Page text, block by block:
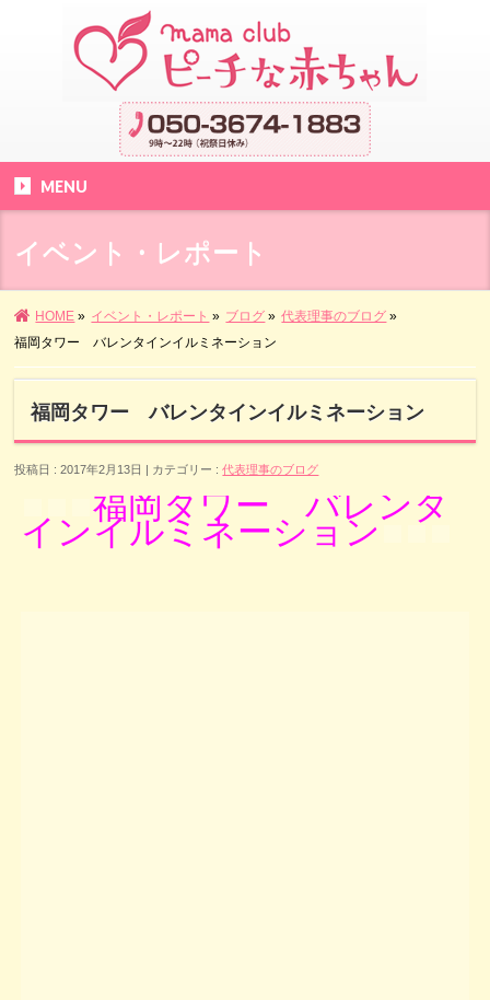
MENU
イベント・レポート
HOME » イベント・レポート » ブログ » 代表理事のブログ »
福岡タワー バレンタインイルミネーション
福岡タワー バレンタインイルミネーション
投稿日 : 2017年2月13日 カテゴリー :代表理事のブログ
福岡タワー バレンタ
インイルミネーション